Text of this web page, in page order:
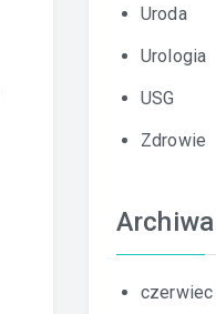
Uroda
Urologia
USG
Zdrowie
Archiwa
czerwiec